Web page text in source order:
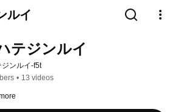
ルイ
テジンルイ
ジンルイ-f5t
• 13 videos